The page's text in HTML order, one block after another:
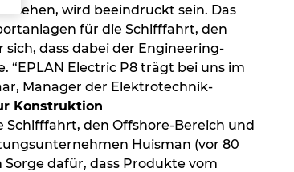
wird beeindruckt sein. Das
für die Schifffahrt, den
dass dabei der Engineering-
“EPLAN Electric P8 trägt bei uns im
Manager der Elektrotechnik-
Konstruktion
den Offshore-Bereich und
Huisman (vor 80
dafür, dass Produkte vom